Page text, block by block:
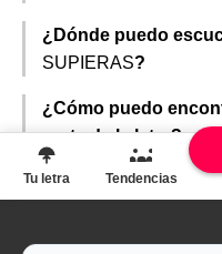
¿Dónde puedo
SUPIERAS?
¿Cómo puedo
parte de la letra?
Tu letra Tendencias